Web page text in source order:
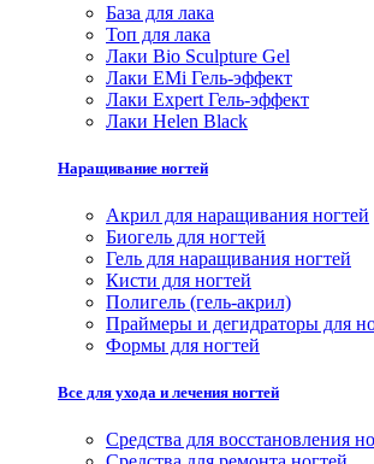
База для лака
Топ для лака
Лаки Bio Sculpture Gel
Лаки EMi Гель-эффект
Лаки Expert Гель-эффект
Лаки Helen Black
Наращивание ногтей
Акрил для наращивания ногтей
Биогель для ногтей
Гель для наращивания ногтей
Кисти для ногтей
Полигель (гель-акрил)
Праймеры и дегидраторы для
Формы для ногтей
Все для ухода и лечения ногтей
Средства для восстановления